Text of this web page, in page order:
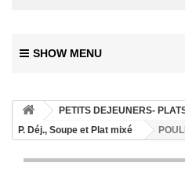
SHOW MENU
PETITS DEJEUNERS-
P. Déj., Soupe et Plat mixé